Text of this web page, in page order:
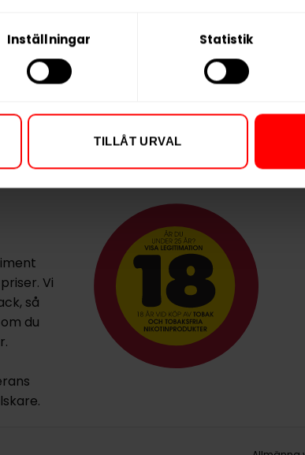
Inställningar Statistik
TILLÅT URVAL
innehåller nikotin som
ämne.
Vi
så
du